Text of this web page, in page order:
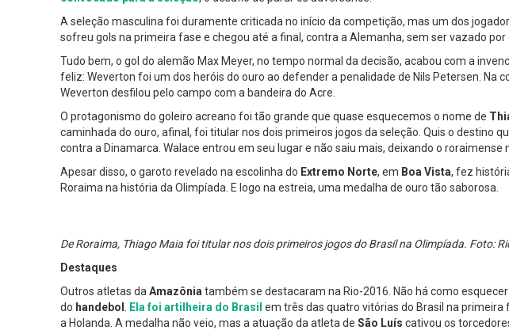
A seleção masculina foi duramente criticada no início da competição, mas um dos
sofreu gols na primeira fase e chegou até a final, contra a Alemanha, sem ser vazado por
Tudo bem, o gol do alemão Max Meyer, no tempo normal da decisão, acabou com a
feliz: Weverton foi um dos heróis do ouro ao defender a penalidade de Nils Petersen. Na
Weverton desfilou pelo campo com a bandeira do Acre.
O protagonismo do goleiro acreano foi tão grande que quase esquecemos o nome de
caminhada do ouro, afinal, foi titular nos dois primeiros jogos da seleção. Quis o destino
contra a Dinamarca. Walace entrou em seu lugar e não saiu mais, deixando o roraimense
Apesar disso, o garoto revelado na escolinha do Extremo Norte, em Boa Vista, fez
Roraima na história da Olimpíada. E logo na estreia, uma medalha de ouro tão saborosa.
De Roraima, Thiago Maia foi titular nos dois primeiros jogos do Brasil na Olimpíada. Foto:
Destaques
Outros atletas da Amazônia também se destacaram na Rio-2016. Não há como esquecer
do handebol Ela foi artilheira do Brasil em três das quatro vitórias do Brasil na
a Holanda. A medalha não veio, mas a atuação da atleta de São Luís cativou os